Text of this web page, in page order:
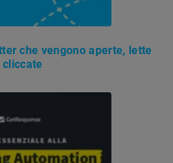
che vengono aperte, lette
cliccate